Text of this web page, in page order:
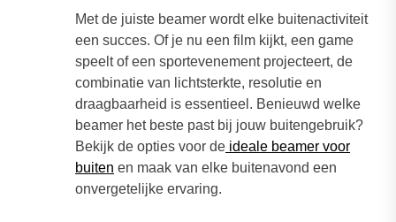
Met de juiste beamer wordt elke buitenactiviteit
een succes. Of je nu een film kijkt, een game
speelt of een sportevenement projecteert, de
combinatie van lichtsterkte, resolutie en
draagbaarheid is essentieel. Benieuwd welke
beamer het beste past bij jouw buitengebruik?
Bekijk de opties voor de ideale beamer voor
buiten en maak van elke buitenavond een
onvergetelijke ervaring.